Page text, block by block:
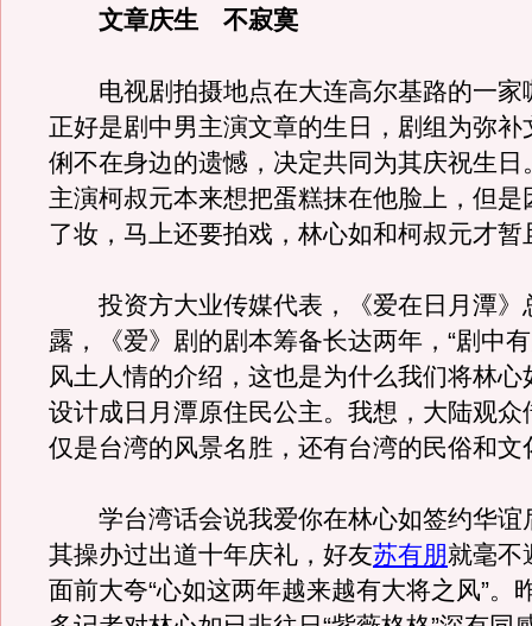
文章庆生 不寂寞
电视剧拍摄地点在大连高尔基路的一家
正好是剧中男主演文章的生日，剧组为弥补
俐不在身边的遗憾，决定共同为其庆祝生日
主演柯叔元本来想把蛋糕抹在他脸上，但是
了妆，马上还要拍戏，林心如和柯叔元才暂
投资方大业传媒代表，《爱在日月潭》
露，《爱》剧的剧本筹备长达两年，“剧中
风土人情的介绍，这也是为什么我们将林心
设计成日月潭原住民公主。我想，大陆观众
仅是台湾的风景名胜，还有台湾的民俗和文
学台湾话会说我爱你在林心如签约华谊
其操办过出道十年庆礼，好友苏有朋就毫不
面前大夸“心如这两年越来越有大将之风”。